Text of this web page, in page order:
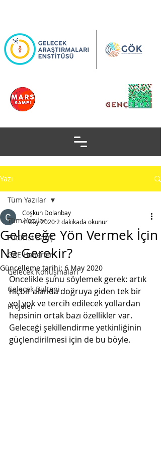
Yazı
Tüm Yazılar
Fütürist Bakış
GAE Haberler
Gelecek Konuşmaları
Gelecek Bülteni
Projeler
Tüm Yazılar
Geleceğe Yön Vermek İçin
Ne Gerekir?
Coşkun Dolanbay
4 May 2020 2 dakikada okunur
Güncelleme tarihi: 6 May 2020
Öncelikle şunu söylemek gerek: artık
hiçbir alanda doğruya giden tek bir
yol yok ve tercih edilecek yollardan
hepsinin ortak bazı özellikler var.
Geleceği şekillendirme yetkinliğinin
güçlendirilmesi için de bu böyle.